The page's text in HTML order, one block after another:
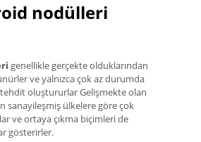
nodülleri
genellikle gerçekte olduklarından
ve yalnızca çok az durumda
oluştururlar Gelişmekte olan
sanayileşmiş ülkelere göre çok
ve ortaya çıkma biçimleri de
gösterirler.